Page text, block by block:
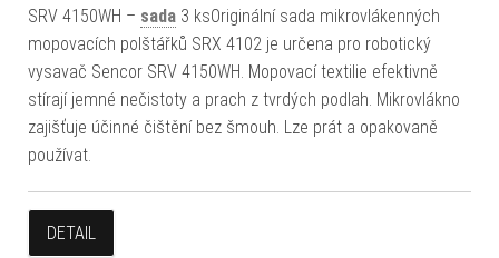
SRV 4150WH – sada 3 ksOriginální sada mikrovlákenných
mopovacích polštářků SRX 4102 je určena pro robotický
vysavač Sencor SRV 4150WH. Mopovací textilie efektivně
stírají jemné nečistoty a prach z tvrdých podlah. Mikrovlákno
zajišťuje účinné čištění bez šmouh. Lze prát a opakovaně
používat.
DETAIL